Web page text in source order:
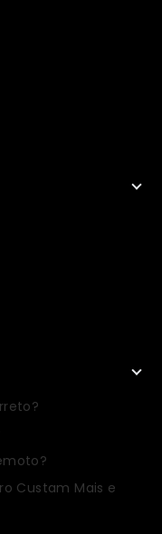
Custam Mais e
Dutch